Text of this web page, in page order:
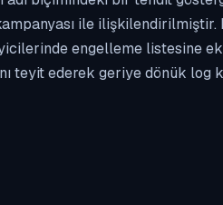
ile
engelleme listesine
teyit ederek geriye dönük